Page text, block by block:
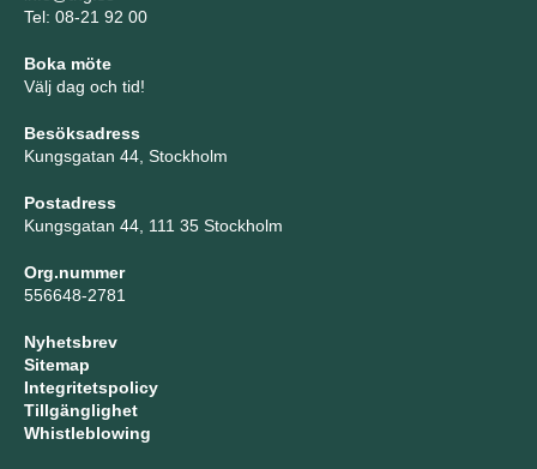
Tel: 08-21 92 00
Boka möte
Välj dag och tid!
Besöksadress
Kungsgatan 44, Stockholm
Postadress
Kungsgatan 44, 111 35 Stockholm
Org.nummer
556648-2781
Nyhetsbrev
Sitemap
Integritetspolicy
Tillgänglighet
Whistleblowing